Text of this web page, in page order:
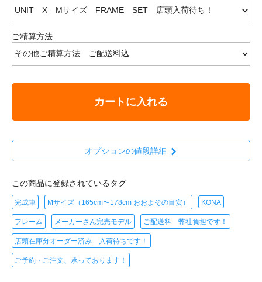
ご精算方法
カートに入れる
オプションの値段詳細
この商品に登録されているタグ
完成車 Mサイズ（165cm〜178cm おおよその目安） KONA
フレーム メーカーさん完売モデル ご配送料 弊社負担です！
店頭在庫分オーダー済み 入荷待ちです！
ご予約・ご注文、承っております！